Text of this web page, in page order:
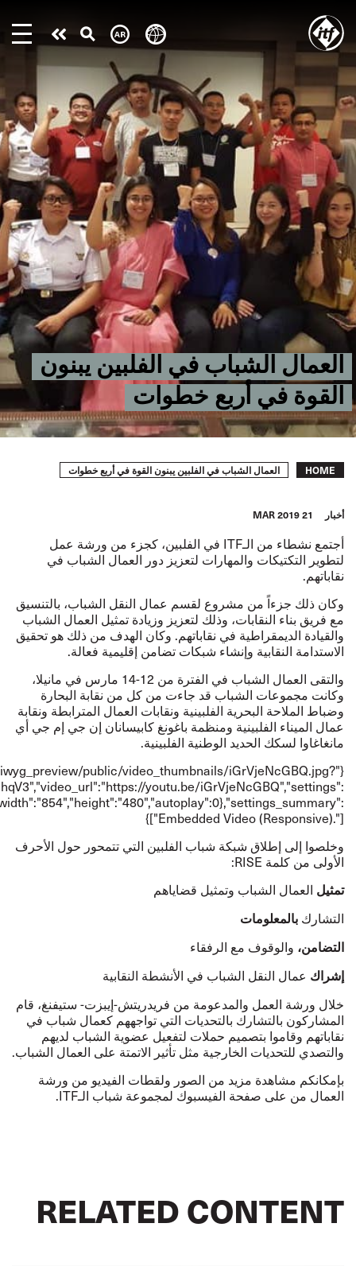
main
content
العمال الشباب في الفلبين يبنون
القوة في أربع خطوات
Take
action
Breadcrumb
HOME العمال الشباب في الفلبين يبنون القوة في أربع خطوات
أخبار 21 MAR 2019
أجتمع نشطاء من الـITF في الفلبين، كجزء من ورشة عمل
لتطوير التكتيكات والمهارات لتعزيز دور العمال الشباب في
نقاباتهم.
وكان ذلك جزءاً من مشروع لقسم عمال النقل الشباب، بالتنسيق
مع فريق بناء النقابات، وذلك لتعزيز وزيادة تمثيل العمال الشباب
والقيادة الديمقراطية في نقاباتهم. وكان الهدف من ذلك هو تحقيق
الاستدامة النقابية وإنشاء شبكات تضامن إقليمية فعالة.
والتقى العمال الشباب في الفترة من 12-14 مارس في مانيلا،
وكانت مجموعات الشباب قد جاءت من كل من نقابة البحارة
وضباط الملاحة البحرية الفلبينية ونقابات العمال المترابطة ونقابة
عمال الميناء الفلبينية ومنظمة باغونغ كابيسانان إن جي إم جي أي
مانغاغاوا لسكك الحديد الوطنية الفلبينية.
public/video_thumbnails/iGrVjeNcGBQ.jpg?
https://youtu.be/iGrVjeNcGBQ","settings":
["Embedded Video (Responsive)."]}
وخلصوا إلى إطلاق شبكة شباب الفلبين التي تتمحور حول الأحرف
الأولى من كلمة RISE
:
تمثيل العمال الشباب وتمثيل قضاياهم
التشارك بالمعلومات
التضامن، والوقوف مع الرفقاء
إشراك عمال النقل الشباب في الأنشطة النقابية
خلال ورشة العمل والمدعومة من فريدريتش-إيبزت- ستيفنغ، قام
المشاركون بالتشارك بالتحديات التي تواجههم كعمال شباب في
نقاباتهم وقاموا بتصميم حملات لتفعيل عضوية الشباب لديهم
والتصدي للتحديات الخارجية مثل تأثير الاتمتة على العمال الشباب.
بإمكانكم مشاهدة مزيد من الصور ولقطات الفيديو من ورشة
العمال من على صفحة الفيسبوك لمجموعة شباب الـITF
.
RELATED CONTENT